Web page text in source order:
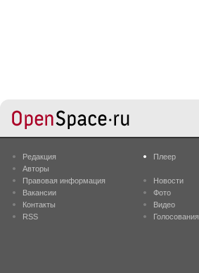
Редакция
Авторы
Правовая информация
Вакансии
Контакты
RSS
Плеер
Новости
Фото
Видео
Голосования